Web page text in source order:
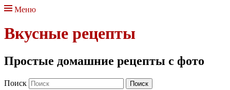
Меню
Вкусные рецепты
Простые домашние рецепты с фото
Поиск